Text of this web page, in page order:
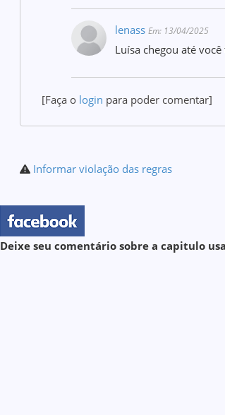
lenass Em: 13/04/2025
Luísa chegou até
[Faça o login para poder comentar]
Informar violação das regras
Deixe seu comentário sobre a capitulo